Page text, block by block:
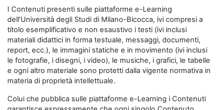
I Contenuti presenti sulle piattaforme e-Learning
dell’Università degli Studi di Milano-Bicocca, ivi compresi a
titolo esemplificativo e non esaustivo i testi (ivi inclusi
materiali didattici in forma testuale, messaggi, documenti,
report, ecc.), le immagini statiche e in movimento (ivi inclusi
le fotografie, i disegni, i video), le musiche, i grafici, le tabelle
e ogni altro materiale sono protetti dalla vigente normativa in
materia di proprietà intellettuale.
Colui che pubblica sulle piattaforme e-Learning i Contenuti